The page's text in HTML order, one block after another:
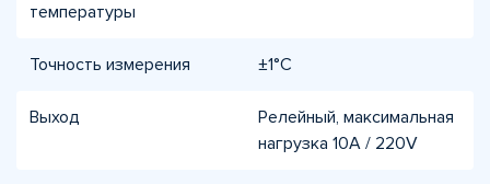
температуры
Точность измерения ±1°C
Выход
Релейный, максимальная
нагрузка 10A / 220V